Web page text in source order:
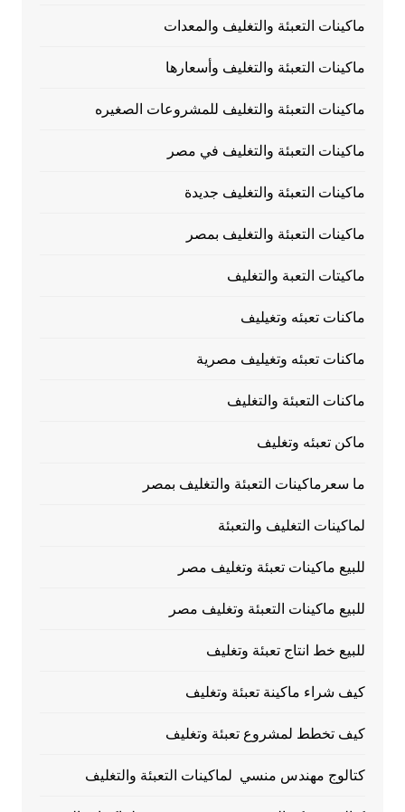
ماكينات التعبئة والتغليف والمعدات
ماكينات التعبئة والتغليف وأسعارها
ماكينات التعبئة والتغليف للمشروعات الصغيره
ماكينات التعبئة والتغليف في مصر
ماكينات التعبئة والتغليف جديدة
ماكينات التعبئة والتغليف بمصر
ماكيتات التعبة والتغليف
ماكنات تعبئه وتغيليف
ماكنات تعبئه وتغيليف مصرية
ماكنات التعبئة والتغليف
ماكن تعبئه وتغليف
ما سعرماكينات التعبئة والتغليف بمصر
لماكينات التغليف والتعبئة
للبيع ماكينات تعبئة وتغليف مصر
للبيع ماكينات التعبئة وتغليف مصر
للبيع خط انتاج تعبئة وتغليف
كيف شراء ماكينة تعبئة وتغليف
كيف تخطط لمشروع تعبئة وتغليف
كتالوج مهندس منسي لماكينات التعبئة والتغليف